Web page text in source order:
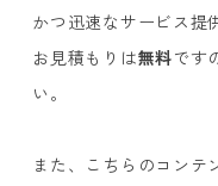
かつ迅速なサービス提
お見積もりは無料です
い。
また、こちらのコンテ